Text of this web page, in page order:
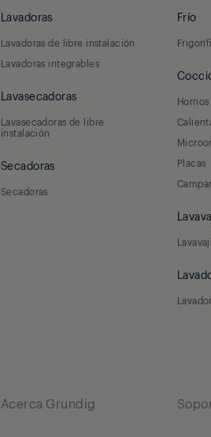
Lavadoras
Lavadoras de libre instalación
Lavadoras integrables
Lavasecadoras
Lavasecadoras de libre
instalación
Secadoras
Secadoras
Frío
Hornos
Placas
Acerca Grundig